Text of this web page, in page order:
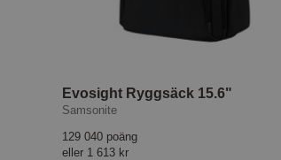
Evosight Ryggsäck 15.6"
Samsonite
129 040 poäng
eller 1 613 kr